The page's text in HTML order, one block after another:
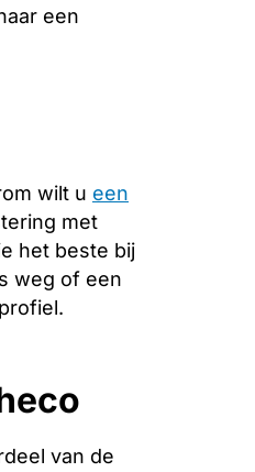
een
wilt u een
met
het beste bij
weg of een
van de